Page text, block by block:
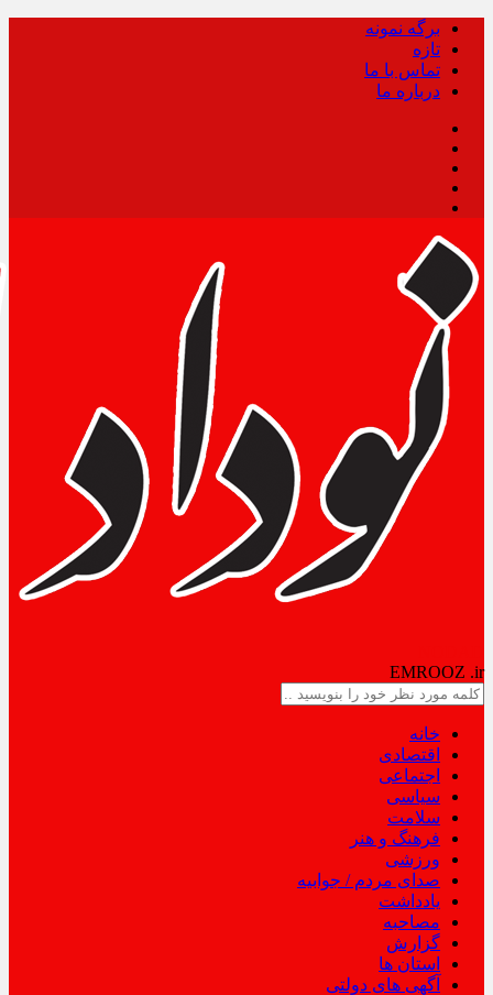
برگه نمونه
تازه
تماس با ما
درباره ما
EMROOZ .ir
خانه
اقتصادی
اجتماعی
سیاسی
سلامت
فرهنگ و هنر
ورزشی
صدای مردم / جوابیه
یادداشت
مصاحبه
گزارش
استان ها
آگهی های دولتی